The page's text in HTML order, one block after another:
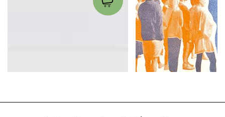
Bla Bla Bla
Manon Beligni
30.00€